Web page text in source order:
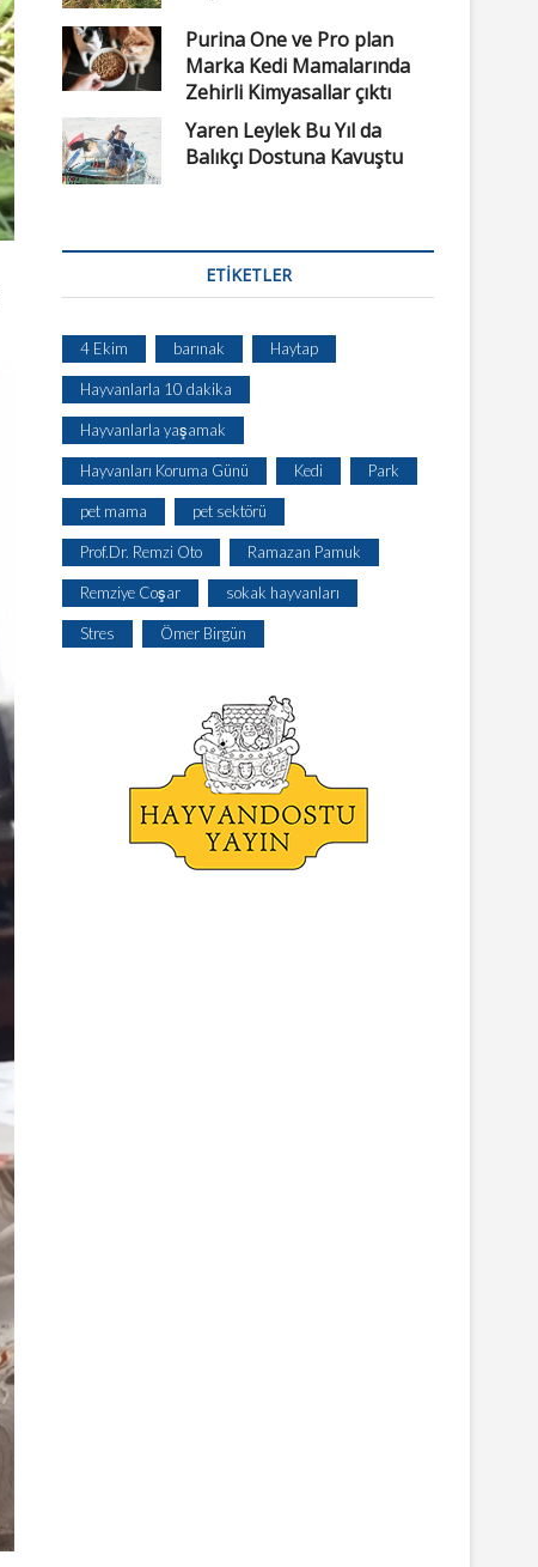
Purina One ve Pro plan
Marka Kedi Mamalarında
Zehirli Kimyasallar çıktı
Yaren Leylek Bu Yıl da
Balıkçı Dostuna Kavuştu
ETIKETLER
4 Ekim barınak Haytap
Hayvanlarla 10 dakika
Hayvanlarla yaşamak
Hayvanları Koruma Günü Kedi Park
pet mama pet sektörü
Prof.Dr. Remzi Oto Ramazan Pamuk
Remziye Coşar sokak hayvanları
Stres Ömer Birgün